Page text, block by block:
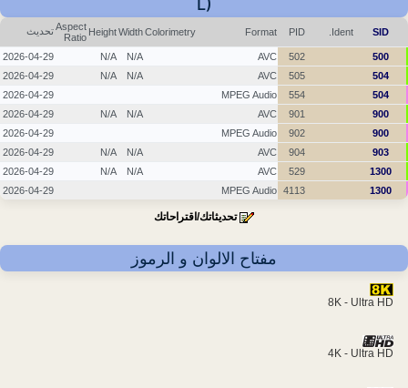
L)
SID
Ident.
PID
Format
Colorimetry
Width
Height
Aspect
Ratio
تحديث
500
502
AVC
N/A
N/A
2026-04-29
504
505
AVC
N/A
N/A
2026-04-29
504
554
MPEG Audio
2026-04-29
900
901
AVC
N/A
N/A
2026-04-29
900
902
MPEG Audio
2026-04-29
903
904
AVC
N/A
N/A
2026-04-29
1300
529
AVC
N/A
N/A
2026-04-29
1300
4113
MPEG Audio
2026-04-29
تحديثاتك/اقتراحاتك
مفتاح الالوان و الرموز
8K - Ultra HD
4K - Ultra HD